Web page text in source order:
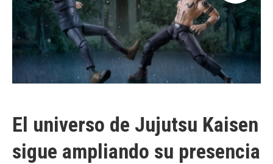
El universo de Jujutsu Kaisen
sigue ampliando su presencia